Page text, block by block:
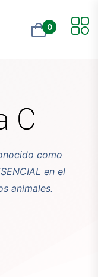
0
C
como
en el
animales.